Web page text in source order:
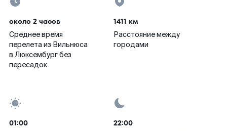
около 2 часов
Среднее время
перелета из Вильнюса
в Люксембург без
пересадок
1411 км
Расстояние между
городами
01:00 22:00